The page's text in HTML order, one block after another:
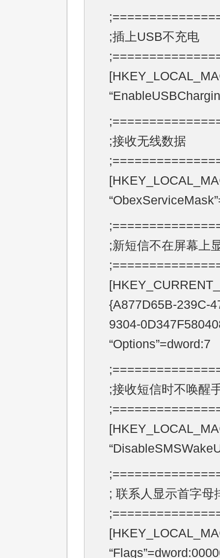
;插上USB不充电
;接收无线数据
;新短信不在屏幕上
{A877D65B-239C-
9304-
“Options”=dword:7
;接收短信时不唤醒
; 联系人显示首字母